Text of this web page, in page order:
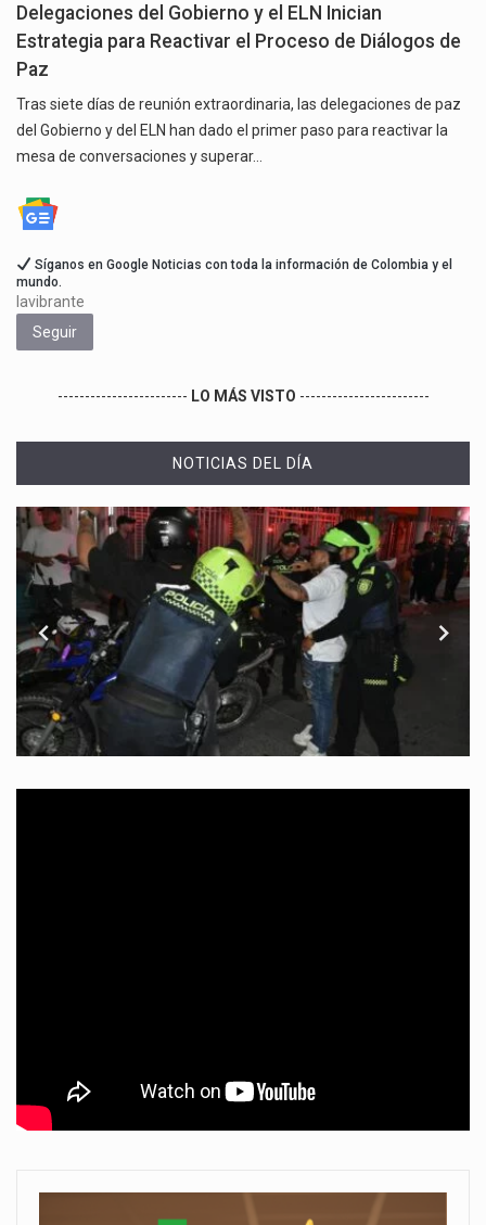
Delegaciones del Gobierno y el ELN Inician
Estrategia para Reactivar el Proceso de Diálogos de
Paz
Tras siete días de reunión extraordinaria, las delegaciones de paz
del Gobierno y del ELN han dado el primer paso para reactivar la
mesa de conversaciones y superar…
Síganos en Google Noticias con toda la información de Colombia y el
mundo.
lavibrante
Seguir
------------------------ LO MÁS VISTO ------------------------
NOTICIAS DEL DÍA